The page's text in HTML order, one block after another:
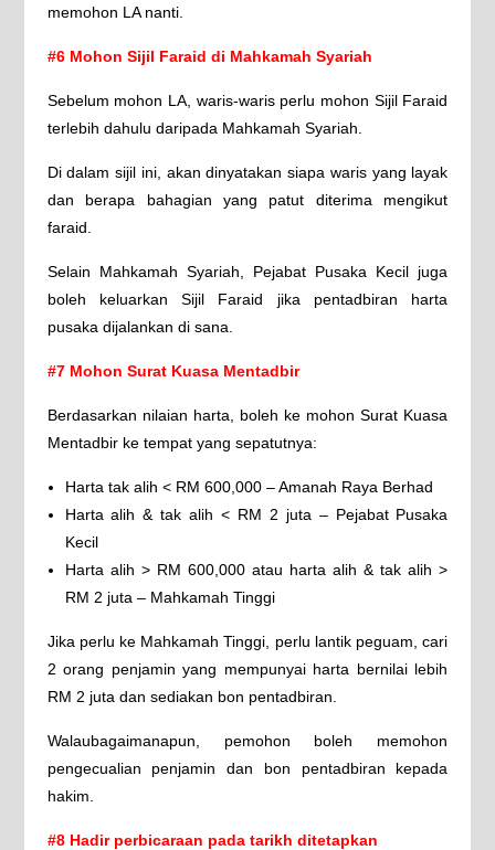
memohon LA nanti.
#6 Mohon Sijil Faraid di Mahkamah Syariah
Sebelum mohon LA, waris-waris perlu mohon Sijil Faraid
terlebih dahulu daripada Mahkamah Syariah.
Di dalam sijil ini, akan dinyatakan siapa waris yang layak
dan berapa bahagian yang patut diterima mengikut
faraid.
Selain Mahkamah Syariah, Pejabat Pusaka Kecil juga
boleh keluarkan Sijil Faraid jika pentadbiran harta
pusaka dijalankan di sana.
#7 Mohon Surat Kuasa Mentadbir
Berdasarkan nilaian harta, boleh ke mohon Surat Kuasa
Mentadbir ke tempat yang sepatutnya:
Harta tak alih < RM 600,000 – Amanah Raya Berhad
Harta alih & tak alih < RM 2 juta – Pejabat Pusaka
Kecil
Harta alih > RM 600,000 atau harta alih & tak alih >
RM 2 juta – Mahkamah Tinggi
Jika perlu ke Mahkamah Tinggi, perlu lantik peguam, cari
2 orang penjamin yang mempunyai harta bernilai lebih
RM 2 juta dan sediakan bon pentadbiran.
Walaubagaimanapun, pemohon boleh memohon
pengecualian penjamin dan bon pentadbiran kepada
hakim.
#8 Hadir perbicaraan pada tarikh ditetapkan